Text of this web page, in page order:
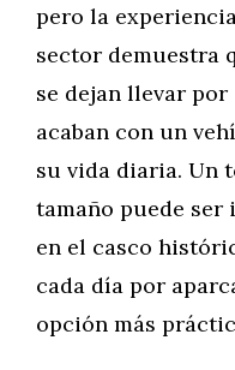
pero la
sector demuestra
se dejan llevar
acaban con un
su vida diaria. Un
tamaño puede ser
en el casco
cada día por
opción más